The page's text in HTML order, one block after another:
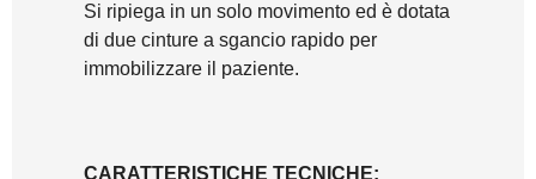
Si ripiega in un solo movimento ed è dotata
di due cinture a sgancio rapido per
immobilizzare il paziente.
CARATTERISTICHE TECNICHE: